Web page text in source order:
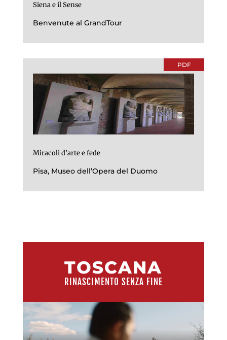
Siena e il Sense
Benvenute al GrandTour
Miracoli d’arte e fede
Pisa, Museo dell’Opera del Duomo
PDF
TOSCANA
RINASCIMENTO SENZA FINE